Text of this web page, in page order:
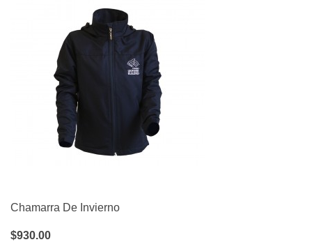
Chamarra De Invierno
$930.00